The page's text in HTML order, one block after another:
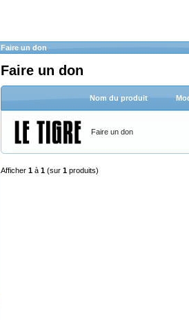
Faire un don
Faire un don
Nom du produit
Faire un don
Afficher 1 à 1 (sur 1 produits)